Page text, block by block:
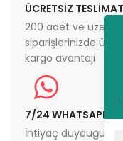
ÜCRETSİZ TESLİMAT
200 adet ve üzeri
siparişlerinizde
kargo avantajı
7/24 WHATSAPP
İhtiyaç duyduğunuz